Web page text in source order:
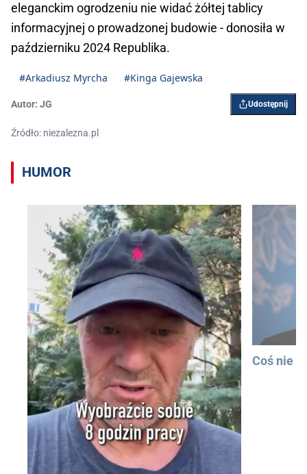
eleganckim ogrodzeniu nie widać żółtej tablicy
informacyjnej o prowadzonej budowie - donosiła w
październiku 2024 Republika.
#Arkadiusz Myrcha #Kinga Gajewska
Autor: JG Udostępnij
Źródło: niezalezna.pl
HUMOR
Coś nie